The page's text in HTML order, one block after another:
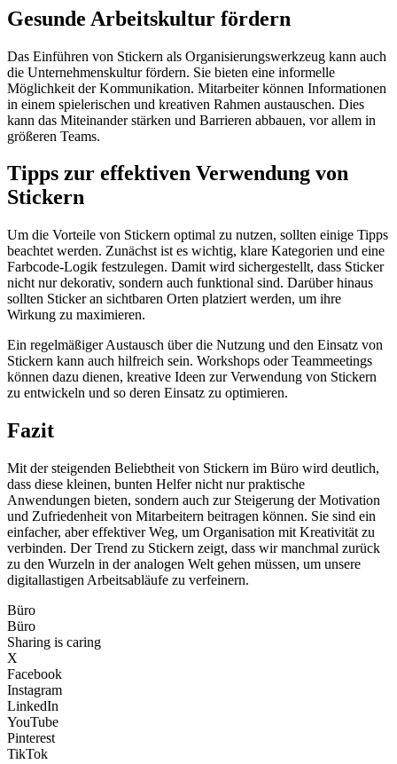
Gesunde Arbeitskultur fördern
Das Einführen von Stickern als Organisierungswerkzeug kann auch
die Unternehmenskultur fördern. Sie bieten eine informelle
Möglichkeit der Kommunikation. Mitarbeiter können Informationen
in einem spielerischen und kreativen Rahmen austauschen. Dies
kann das Miteinander stärken und Barrieren abbauen, vor allem in
größeren Teams.
Tipps zur effektiven Verwendung von
Stickern
Um die Vorteile von Stickern optimal zu nutzen, sollten einige Tipps
beachtet werden. Zunächst ist es wichtig, klare Kategorien und eine
Farbcode-Logik festzulegen. Damit wird sichergestellt, dass Sticker
nicht nur dekorativ, sondern auch funktional sind. Darüber hinaus
sollten Sticker an sichtbaren Orten platziert werden, um ihre
Wirkung zu maximieren.
Ein regelmäßiger Austausch über die Nutzung und den Einsatz von
Stickern kann auch hilfreich sein. Workshops oder Teammeetings
können dazu dienen, kreative Ideen zur Verwendung von Stickern
zu entwickeln und so deren Einsatz zu optimieren.
Fazit
Mit der steigenden Beliebtheit von Stickern im Büro wird deutlich,
dass diese kleinen, bunten Helfer nicht nur praktische
Anwendungen bieten, sondern auch zur Steigerung der Motivation
und Zufriedenheit von Mitarbeitern beitragen können. Sie sind ein
einfacher, aber effektiver Weg, um Organisation mit Kreativität zu
verbinden. Der Trend zu Stickern zeigt, dass wir manchmal zurück
zu den Wurzeln in der analogen Welt gehen müssen, um unsere
digitallastigen Arbeitsabläufe zu verfeinern.
Büro
Büro
Sharing is caring
X
Facebook
Instagram
LinkedIn
YouTube
Pinterest
TikTok